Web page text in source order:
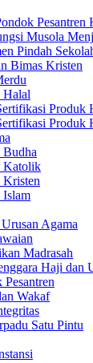
Pesantren
Musola
Pindah
Bimas Kristen
Halal
Produk
Produk
Budha
Katolik
Kristen
Islam
Agama
Madrasah
Haji dan
Pesantren
Wakaf
Satu Pintu